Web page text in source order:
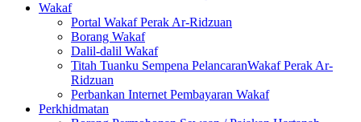
Wakaf
Portal Wakaf Perak Ar-Ridzuan
Borang Wakaf
Dalil-dalil Wakaf
Titah Tuanku Sempena PelancaranWakaf Perak Ar-
Ridzuan
Perbankan Internet Pembayaran Wakaf
Perkhidmatan